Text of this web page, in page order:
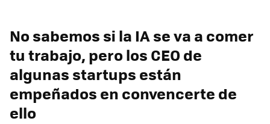
No sabemos si la IA se va a comer
tu trabajo, pero los CEO de
algunas startups están
empeñados en convencerte de
ello